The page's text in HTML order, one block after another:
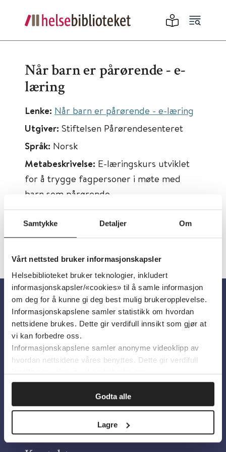
Samtykke Detaljer Om
Vårt nettsted bruker informasjonskapsler
Helsebiblioteket bruker teknologier, inkludert
informasjonskapsler/«cookies» til å samle informasjon
om deg for å kunne gi deg best mulig brukeropplevelse.
Informasjonskapslene samler statistikk om hvordan
nettsidene brukes. Dette gir verdifull innsikt som gjør at
vi kan forbedre oss.
Informasjonskapslene samler anonyme videoklipp av
hvordan nettsidene våres benyttes. Dette gir verdifull
innsikt som gjør at vi kan forbedre oss.
Godta alle
Lagre
Når barn er pårørende - e-
læring
Lenke: Når barn er pårørende - e-læring
Utgiver: Stiftelsen Pårørendesenteret
Språk: Norsk
Metabeskrivelse: E-læringskurs utviklet
for å trygge fagpersoner i møte med
barn som pårørende.
Om oss
Om Helsebiblioteket
Personvern og informasjonskapsler
Tilgjengelighetserklæring
Information in English
Bilder fra Colourbox.com